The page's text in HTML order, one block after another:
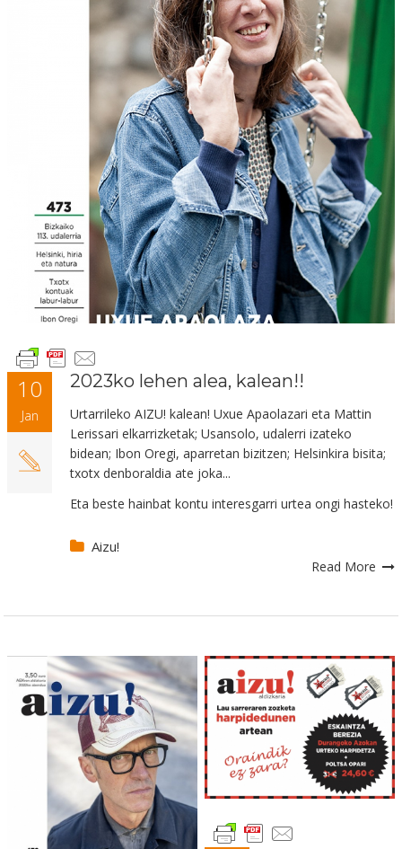
10
Jan
2023ko lehen alea, kalean!!
Urtarrileko AIZU! kalean! Uxue Apaolazari eta Mattin
Lerissari elkarrizketak; Usansolo, udalerri izateko
bidean; Ibon Oregi, aparretan bizitzen; Helsinkira bisita;
txotx denboraldia ate joka...
Eta beste hainbat kontu interesgarri urtea ongi hasteko!
Aizu!
Read More